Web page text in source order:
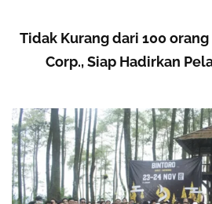
Tidak Kurang dari 100
Corp., Siap Hadirkan